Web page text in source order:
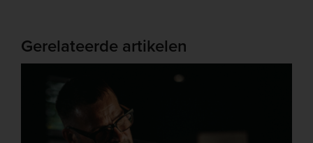
Gerelateerde artikelen